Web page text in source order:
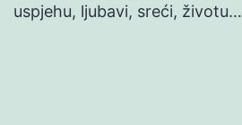
uspjehu, ljubavi, sreći, životu…